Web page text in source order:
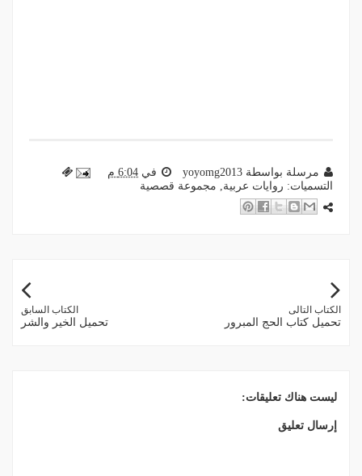
مرسلة بواسطة yoyomg2013 في 6:04 م
التسميات: روايات عربية, مجموعة قصصية
الكتاب السابق
تحميل الخير والشر
الكتاب التالى
تحميل كتاب الحج المبرور
ليست هناك تعليقات:
إرسال تعليق